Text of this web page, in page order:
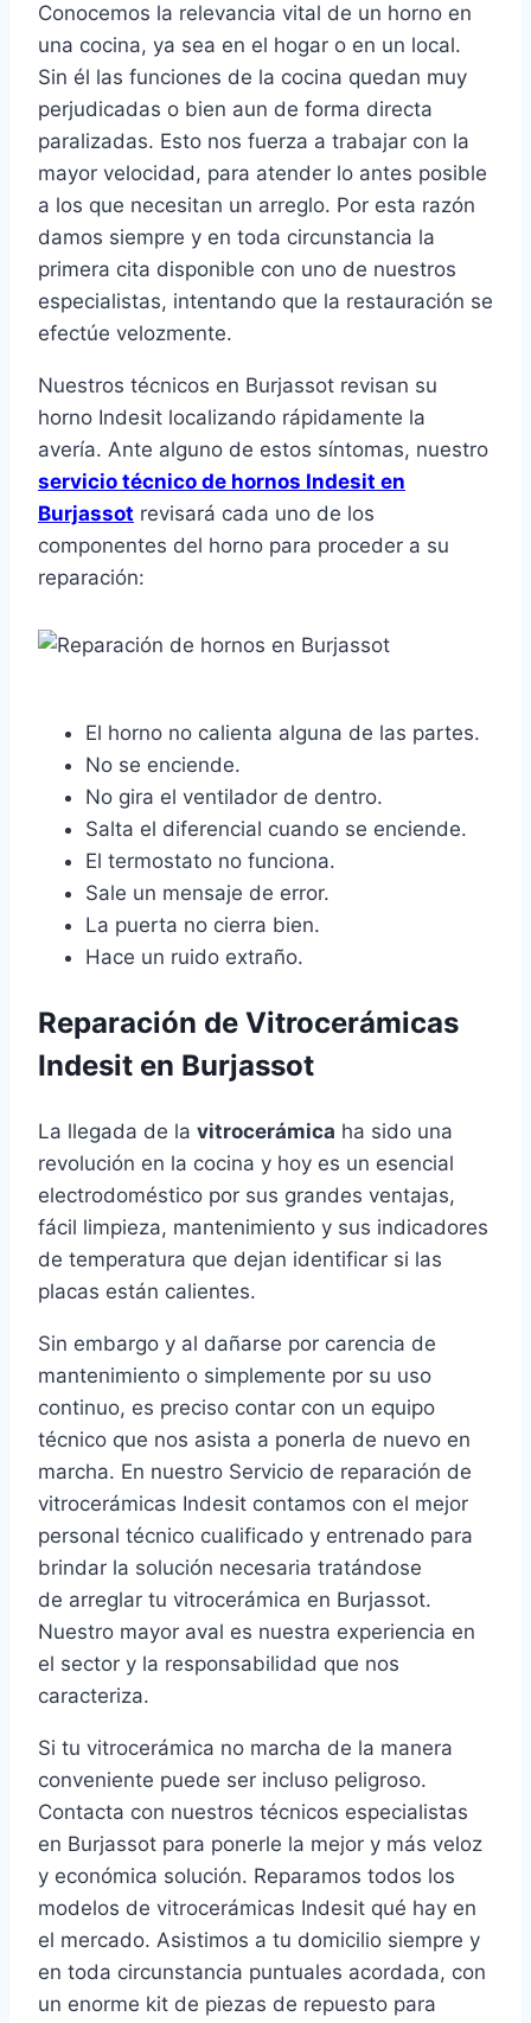
Conocemos la relevancia vital de un horno en
una cocina, ya sea en el hogar o en un local.
Sin él las funciones de la cocina quedan muy
perjudicadas o bien aun de forma directa
paralizadas. Esto nos fuerza a trabajar con la
mayor velocidad, para atender lo antes posible
a los que necesitan un arreglo. Por esta razón
damos siempre y en toda circunstancia la
primera cita disponible con uno de nuestros
especialistas, intentando que la restauración se
efectúe velozmente.
Nuestros técnicos en Burjassot revisan su
horno Indesit localizando rápidamente la
avería. Ante alguno de estos síntomas, nuestro
servicio técnico de hornos Indesit en
Burjassot revisará cada uno de los
componentes del horno para proceder a su
reparación:
El horno no calienta alguna de las partes.
No se enciende.
No gira el ventilador de dentro.
Salta el diferencial cuando se enciende.
El termostato no funciona.
Sale un mensaje de error.
La puerta no cierra bien.
Hace un ruido extraño.
Reparación de Vitrocerámicas
Indesit en Burjassot
La llegada de la vitrocerámica ha sido una
revolución en la cocina y hoy es un esencial
electrodoméstico por sus grandes ventajas,
fácil limpieza, mantenimiento y sus indicadores
de temperatura que dejan identificar si las
placas están calientes.
Sin embargo y al dañarse por carencia de
mantenimiento o simplemente por su uso
continuo, es preciso contar con un equipo
técnico que nos asista a ponerla de nuevo en
marcha. En nuestro Servicio de reparación de
vitrocerámicas Indesit contamos con el mejor
personal técnico cualificado y entrenado para
brindar la solución necesaria tratándose
de arreglar tu vitrocerámica en Burjassot.
Nuestro mayor aval es nuestra experiencia en
el sector y la responsabilidad que nos
caracteriza.
Si tu vitrocerámica no marcha de la manera
conveniente puede ser incluso peligroso.
Contacta con nuestros técnicos especialistas
en Burjassot para ponerle la mejor y más veloz
y económica solución. Reparamos todos los
modelos de vitrocerámicas Indesit qué hay en
el mercado. Asistimos a tu domicilio siempre y
en toda circunstancia puntuales acordada, con
un enorme kit de piezas de repuesto para